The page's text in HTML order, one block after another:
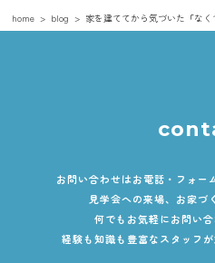
home blog 家を建ててから気づいた「な
お問い合わせはお電話・フォー
見学会への来場、お家づ
何でもお気軽にお問い合
経験も知識も豊富なスタッフ